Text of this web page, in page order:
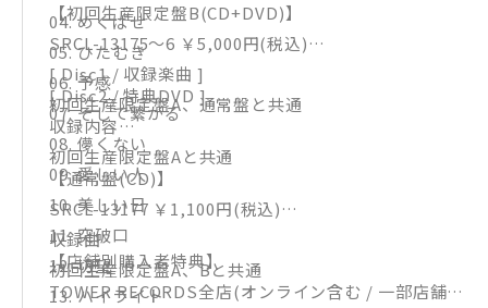
04. めくばせ
05. ひたむき
06. 予感
07. そして繋がる
08. 儚くない
09. 愛しい人
10. 美しい日
11. 突破口
12. 切望
13. ハイライト
【初回生産限定盤B(CD+DVD)】
SRCL-13175～6 ￥5,000円(税込)
[ Disc1 / 収録楽曲 ]
初回生産限定盤A、通常盤と共通
[ Disc2 / 特典DVD ]
収録内容
初回生産限定盤Aと共通
【通常盤(CD)】
SRCL-13177 ￥1,100円(税込)
収録曲
初回生産限定盤A、Bと共通
【店舗別購入者特典】
TOWER RECORDS全店(オンライン含む / 一部店舗除